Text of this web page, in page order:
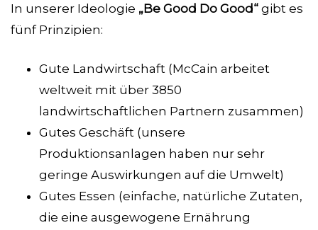
In unserer Ideologie „Be Good Do Good“ gibt es
fünf Prinzipien:
Gute Landwirtschaft (McCain arbeitet
weltweit mit über 3850
landwirtschaftlichen Partnern zusammen)
Gutes Geschäft (unsere
Produktionsanlagen haben nur sehr
geringe Auswirkungen auf die Umwelt)
Gutes Essen (einfache, natürliche Zutaten,
die eine ausgewogene Ernährung